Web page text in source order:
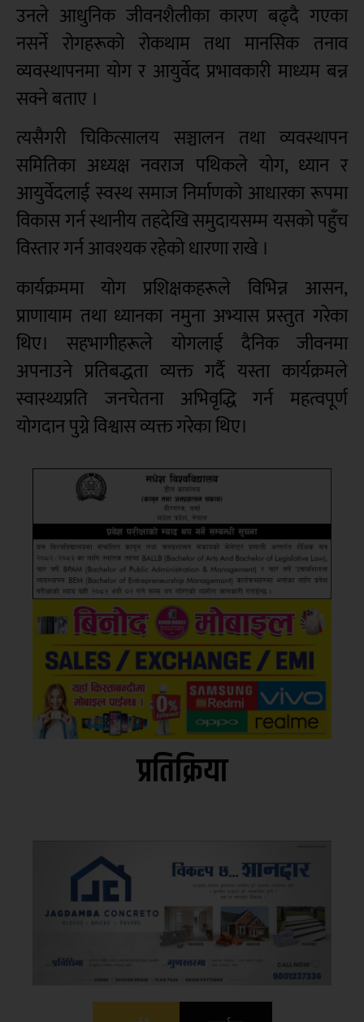
उनले आधुनिक जीवनशैलीका कारण बढ्दै गएका
नसर्ने रोगहरूको रोकथाम तथा मानसिक तनाव
व्यवस्थापनमा योग र आयुर्वेद प्रभावकारी माध्यम बन्न
सक्ने बताए ।
त्यसैगरी चिकित्सालय सञ्चालन तथा व्यवस्थापन
समितिका अध्यक्ष नवराज पथिकले योग, ध्यान र
आयुर्वेदलाई स्वस्थ समाज निर्माणको आधारका रूपमा
विकास गर्न स्थानीय तहदेखि समुदायसम्म यसको पहुँच
विस्तार गर्न आवश्यक रहेको धारणा राखे ।
कार्यक्रममा योग प्रशिक्षकहरूले विभिन्न आसन,
प्राणायाम तथा ध्यानका नमुना अभ्यास प्रस्तुत गरेका
थिए। सहभागीहरूले योगलाई दैनिक जीवनमा
अपनाउने प्रतिबद्धता व्यक्त गर्दै यस्ता कार्यक्रमले
स्वास्थ्यप्रति जनचेतना अभिवृद्धि गर्न महत्वपूर्ण
योगदान पुग्ने विश्वास व्यक्त गरेका थिए।
प्रतिक्रिया